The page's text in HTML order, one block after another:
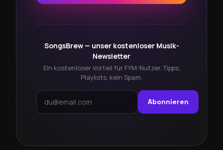
SongsBrew — unser kostenloser Musik-
Newsletter
Ein kostenloser Vorteil für FYM-Nutzer. Tipps,
Playlists, kein Spam.
Abonnieren